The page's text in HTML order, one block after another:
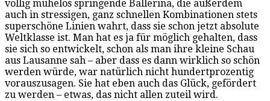
völlig mühelos springende Ballerina, die außerdem
auch in stressigen, ganz schnellen Kombinationen stets
superschöne Linien wahrt, dass sie schon jetzt absolute
Weltklasse ist. Man hat es ja für möglich gehalten, dass
sie sich so entwickelt, schon als man ihre kleine Schau
aus Lausanne sah – aber dass es dann wirklich so schön
werden würde, war natürlich nicht hundertprozentig
vorauszusagen. Sie hat eben auch das Glück, gefördert
zu werden – etwas, das nicht allen zuteil wird.